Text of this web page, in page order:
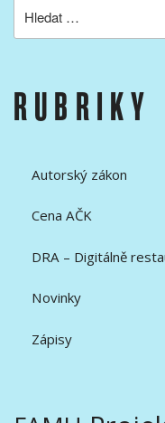
RUBRIKY
Autorský zákon
Cena AČK
DRA – Digitálně
Novinky
Zápisy